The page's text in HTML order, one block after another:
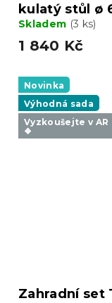
kulatý stůl ø
Skladem (3 ks)
1 840 Kč
Novinka
Výhodná sada
Vyzkoušejte v AR
❖
Zahradní set